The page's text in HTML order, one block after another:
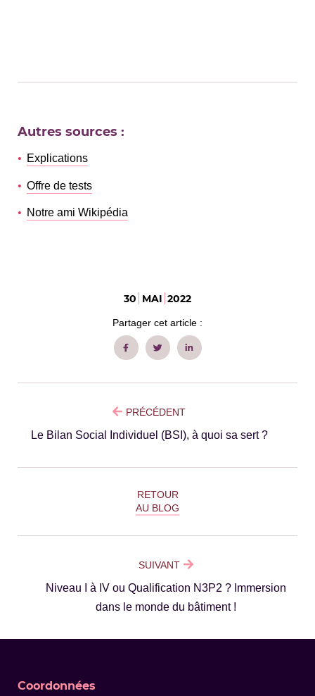
Autres sources :
Explications
Offre de tests
Notre ami Wikipédia
30 MAI 2022
Partager cet article :
PRÉCÉDENT
Le Bilan Social Individuel (BSI), à quoi sa sert ?
RETOUR
AU BLOG
SUIVANT
Niveau I à IV ou Qualification N3P2 ? Immersion
dans le monde du bâtiment !
Coordonnées